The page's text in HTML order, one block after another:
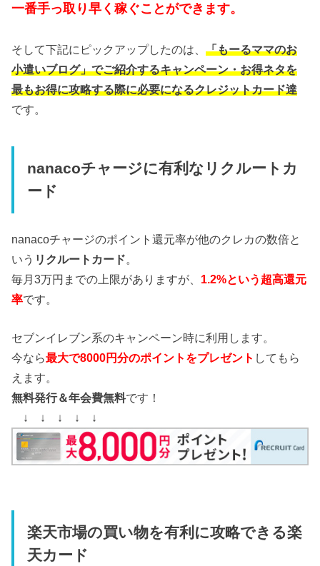
一番手っ取り早く稼ぐことができます。
そして下記にピックアップしたのは、「もーるママのお
小遣いブログ」でご紹介するキャンペーン・お得ネタを
最もお得に攻略する際に必要になるクレジットカード達
です。
nanacoチャージに有利なリクルートカ
ード
nanacoチャージのポイント還元率が他のクレカの数倍と
いう リクルートカード。
毎月3万円までの上限がありますが、 1.2%という超高還元
率です。
セブンイレブン系のキャンペーン時に利用します。
今なら最大で8000円分のポイントをプレゼント してもら
えます。
無料発行＆年会費無料です！
↓ ↓ ↓ ↓ ↓
楽天市場の買い物を有利に攻略できる楽
天カード